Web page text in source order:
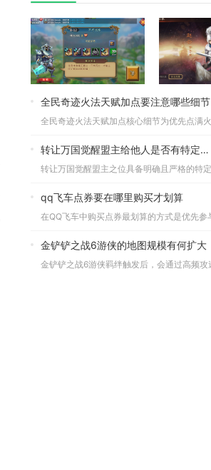
全民奇迹火法天赋加点要注意哪些细节
转让万国觉醒盟主给他人是否有特定条件
qq飞车点券要在哪里购买才划算
金铲铲之战6游侠的地图规模有何扩大